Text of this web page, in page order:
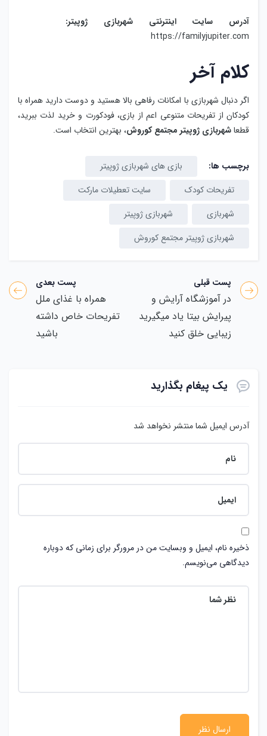
آدرس سایت اینترنتی شهربازی ژوپیتر:
https://familyjupiter.com
کلام آخر
اگر دنبال شهربازی با امکانات رفاهی بالا هستید و دوست دارید همراه با
کودکان از تفریحات متنوعی اعم از بازی، فودکورت و خرید لذت ببرید،
قطعاشهربازی ژوپیتر مجتمع کوروش، بهترین انتخاب است.
برچسب ها:
بازی های شهربازی ژوپیتر
تفریحات کودک
سایت تعطیلات مارکت
شهربازی
شهربازی ژوپیتر
شهربازی ژوپیتر مجتمع کوروش
پست قبلی
در آموزشگاه آرایش و
پیرایش بیتا یاد میگیرید
زیبایی خلق کنید
پست بعدی
همراه با غذای ملل
تفریحات خاص داشته
باشید
یک پیغام بگذارید
آدرس ایمیل شما منتشر نخواهد شد
ذخیره نام، ایمیل و وبسایت من در مرورگر برای زمانی که دوباره
دیدگاهی می‌نویسم.